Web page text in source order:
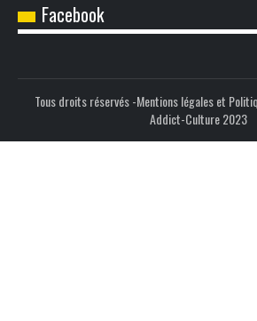
Facebook
Tous droits réservés -Mentions légales et
Addict-Culture 2023